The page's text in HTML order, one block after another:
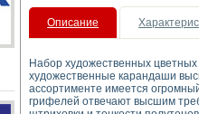
Описание
Набор художественных
художественные карандаши
ассортименте имеется
грифелей отвечают высшим